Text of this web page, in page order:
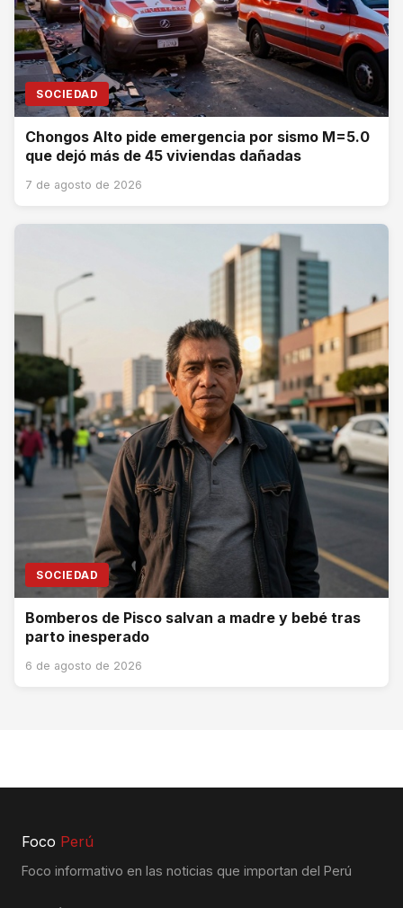
SOCIEDAD
Chongos Alto pide emergencia por sismo M=5.0
que dejó más de 45 viviendas dañadas
7 de agosto de 2026
SOCIEDAD
Bomberos de Pisco salvan a madre y bebé tras
parto inesperado
6 de agosto de 2026
Foco Perú
Foco informativo en las noticias que importan del Perú